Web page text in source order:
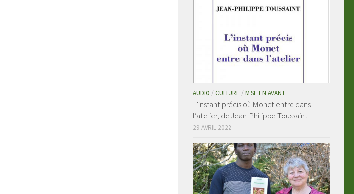
AUDIO / CULTURE / MISE EN AVANT
L’instant précis où Monet entre dans
l’atelier, de Jean-Philippe Toussaint
29 AVRIL 2022